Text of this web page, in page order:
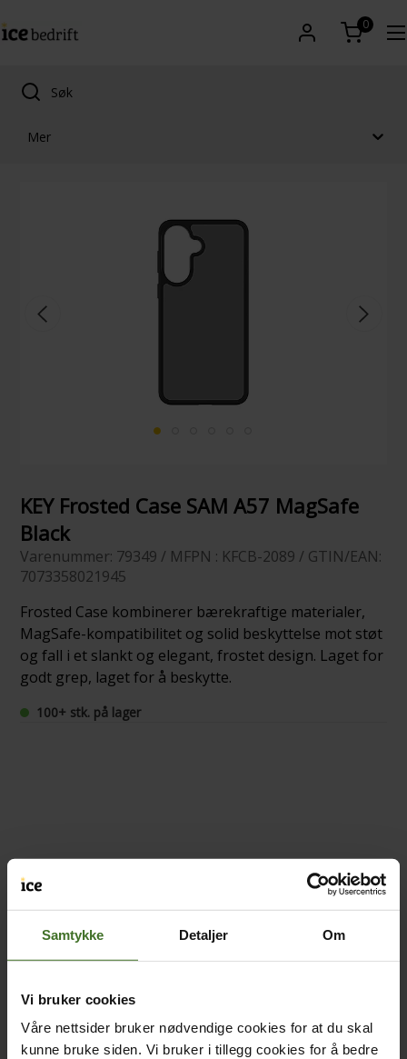
Samtykke Detaljer Om
Vi bruker cookies
Våre nettsider bruker nødvendige cookies for at du skal
kunne bruke siden. Vi bruker i tillegg cookies for å bedre
0
Mer
KEY Frosted Case SAM A57 MagSafe
Black
Varenummer: 79349 / MFPN : KFCB-2089 / GTIN/EAN:
7073358021945
Frosted Case kombinerer bærekraftige materialer,
MagSafe-kompatibilitet og solid beskyttelse mot støt
og fall i et slankt og elegant, frostet design. Laget for
godt grep, laget for å beskytte.
100+ stk. på lager